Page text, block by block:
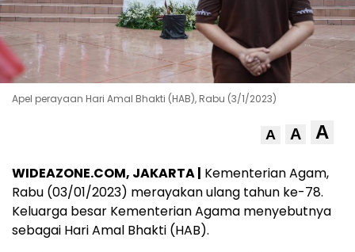
Apel perayaan Hari Amal Bhakti (HAB), Rabu (3/1/2023)
A A A
WIDEAZONE.COM, JAKARTA | Kementerian Agam,
Rabu (03/01/2023) merayakan ulang tahun ke-78.
Keluarga besar Kementerian Agama menyebutnya
sebagai Hari Amal Bhakti (HAB).